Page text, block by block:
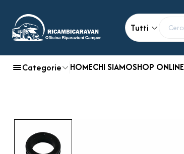
Tutti
Categorie HOMECHI SIAMOSHOP ONLINE